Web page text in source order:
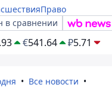
Право
в сравнении
€541.64 ₽5.71
Все новости